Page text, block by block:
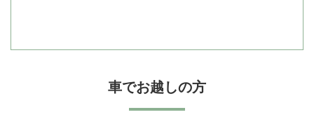
車でお越しの方